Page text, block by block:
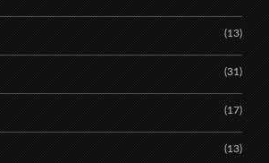
(13)
(31)
(17)
(13)